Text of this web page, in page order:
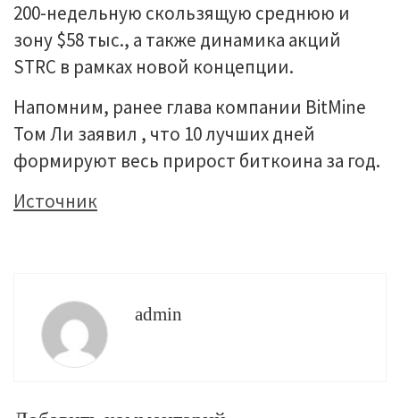
200-недельную скользящую среднюю и
зону $58 тыс., а также динамика акций
STRC в рамках новой концепции.
Напомним, ранее глава компании BitMine
Том Ли заявил , что 10 лучших дней
формируют весь прирост биткоина за год.
Источник
admin